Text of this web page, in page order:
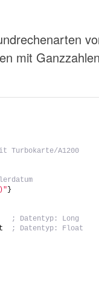
mit
Turbokarte/A1200
}
; Datentyp: Long
; Datentyp: Float